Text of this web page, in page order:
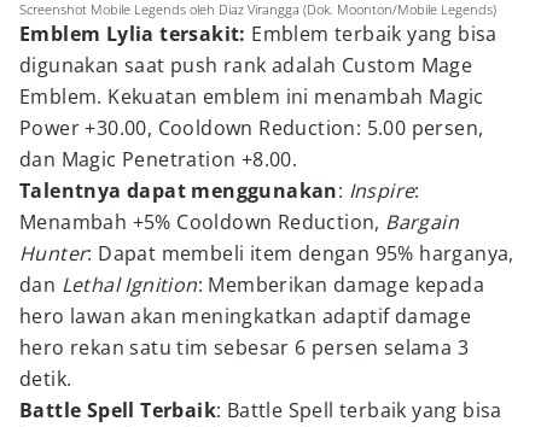
Screenshot Mobile Legends oleh Diaz Virangga (Dok. Moonton/Mobile Legends)
Emblem Lylia tersakit: Emblem terbaik yang bisa
digunakan saat push rank adalah Custom Mage
Emblem. Kekuatan emblem ini menambah Magic
Power +30.00, Cooldown Reduction: 5.00 persen,
dan Magic Penetration +8.00.
Talentnya dapat menggunakan: Inspire:
Menambah +5% Cooldown Reduction, Bargain
Hunter: Dapat membeli item dengan 95% harganya,
dan Lethal Ignition: Memberikan damage kepada
hero lawan akan meningkatkan adaptif damage
hero rekan satu tim sebesar 6 persen selama 3
detik.
Battle Spell Terbaik: Battle Spell terbaik yang bisa